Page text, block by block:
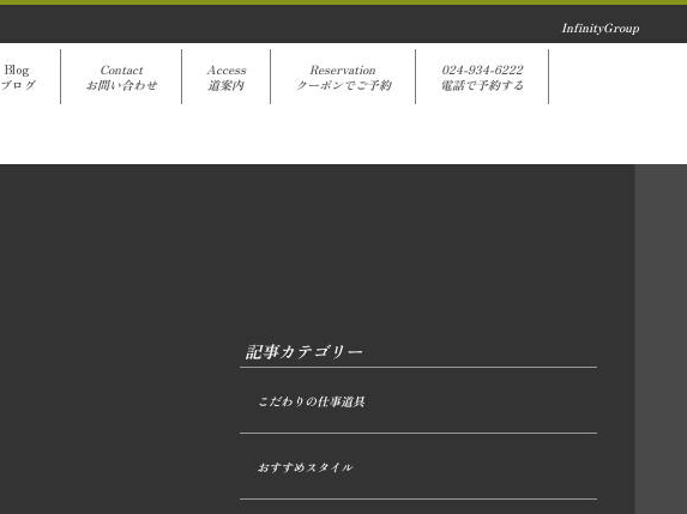
InfinityGroup
Blog
ブログ
Contact
お問い合わせ
Access
道案内
Reservation
クーポンでご予約
024-934-6222
電話で予約する
記事カテゴリー
こだわりの仕事道具
おすすめスタイル